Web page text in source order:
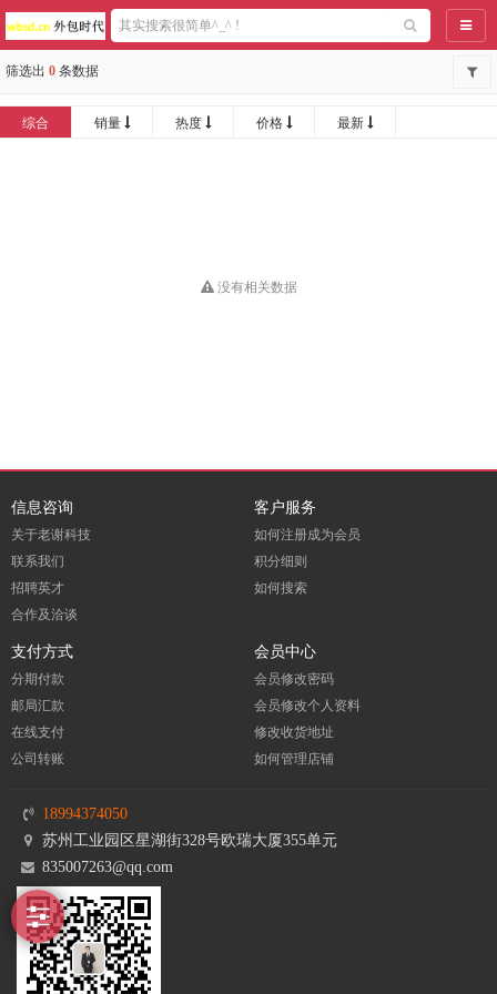
导航
筛选出 0 条数据
综合 销量 热度 价格 最新
没有相关数据
信息咨询
关于老谢科技
联系我们
招聘英才
合作及洽谈
客户服务
如何注册成为会员
积分细则
如何搜索
支付方式
分期付款
邮局汇款
在线支付
公司转账
会员中心
会员修改密码
会员修改个人资料
修改收货地址
如何管理店铺
18994374050
苏州工业园区星湖街328号欧瑞大厦355单元
835007263@qq.com